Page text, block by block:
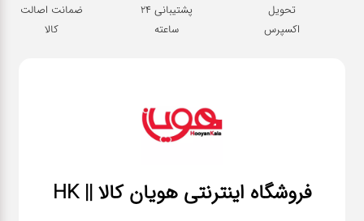
تحویل
اکسپرس
پشتیبانی 24
ساعته
ضمانت اصالت
کالا
فروشگاه اینترنتی هویان کالا || HK